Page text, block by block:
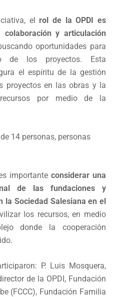
el rol de la OPDI es
y articulación
oportunidades para
de los proyectos. Esta
el espíritu de la gestión
proyectos en las obras y la
por medio de la
importanteconsiderar una
de las fundaciones y
la Sociedad Salesiana en el
los recursos, en medio
donde la cooperación
P. Luis Mosquera,
de la OPDI, Fundación
(FCCC), Fundación Familia